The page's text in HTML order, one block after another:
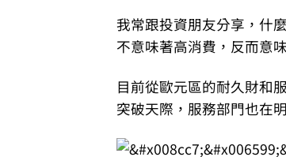
我常跟投資朋友分享，什
不意味著高消費，反而意
目前從歐元區的耐久財和
突破天際，服務部門也在